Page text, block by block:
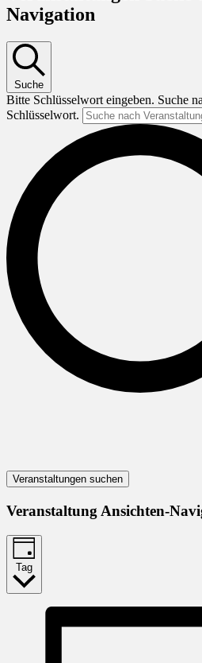
für
Juni
2024
Navigation
Suche
Bitte Schlüsselwort eingeben. Suche
Schlüsselwort.
Veranstaltungen suchen
Veranstaltung Ansichten-
Tag